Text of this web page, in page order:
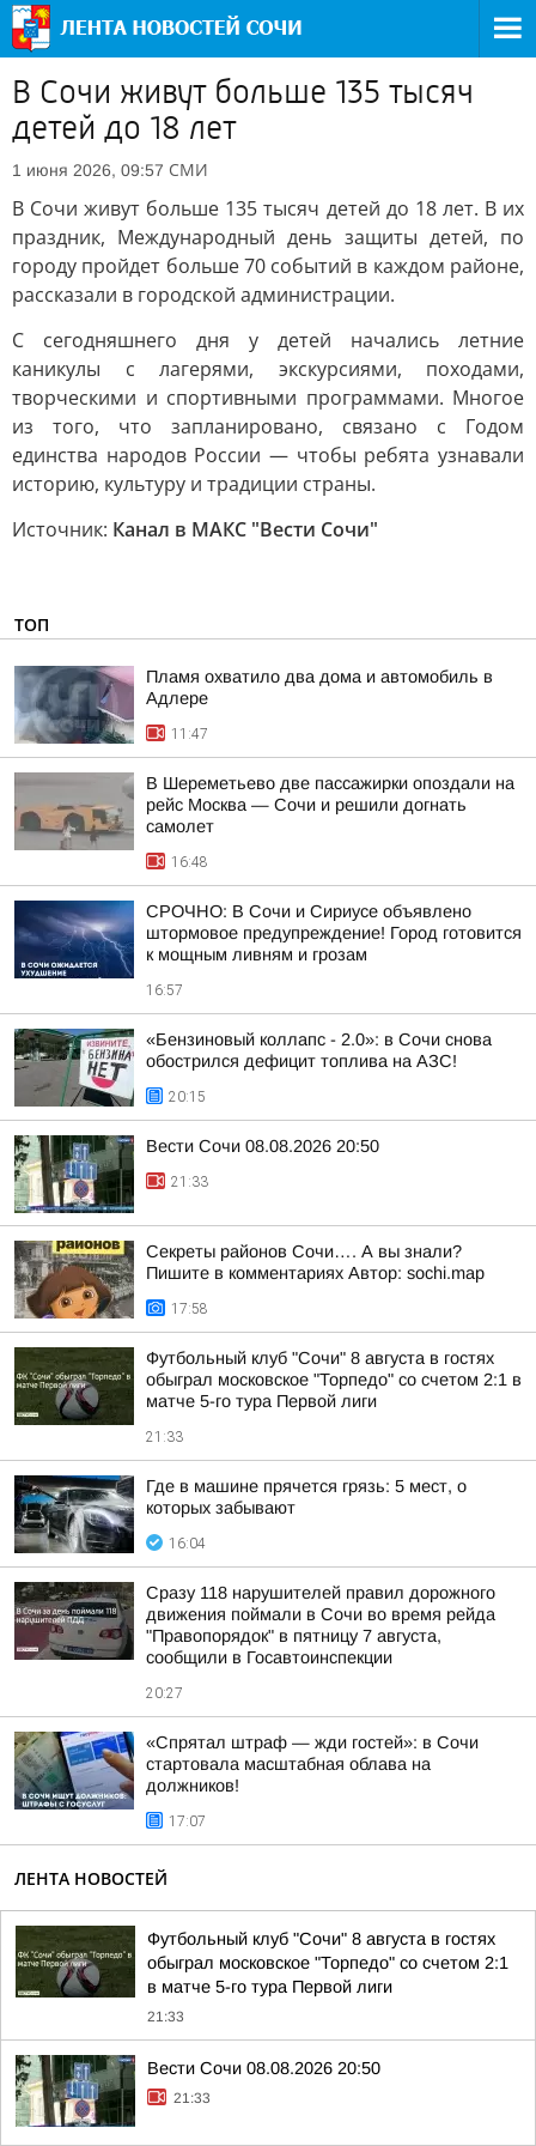
В Сочи живут больше 135 тысяч
детей до 18 лет
1 июня 2026, 09:57 СМИ
В Сочи живут больше 135 тысяч детей до 18 лет. В их
праздник, Международный день защиты детей, по
городу пройдет больше 70 событий в каждом районе,
рассказали в городской администрации.
С сегодняшнего дня у детей начались летние
каникулы с лагерями, экскурсиями, походами,
творческими и спортивными программами. Многое
из того, что запланировано, связано с Годом
единства народов России — чтобы ребята узнавали
историю, культуру и традиции страны.
Источник: Канал в МАКС "Вести Сочи"
ТОП
Пламя охватило два дома и автомобиль в
Адлере
11:47
В Шереметьево две пассажирки опоздали на
рейс Москва — Сочи и решили догнать
самолет
16:48
СРОЧНО: В Сочи и Сириусе объявлено
штормовое предупреждение! Город готовится
к мощным ливням и грозам
16:57
«Бензиновый коллапс - 2.0»: в Сочи снова
обострился дефицит топлива на АЗС!
20:15
Вести Сочи 08.08.2026 20:50
21:33
Секреты районов Сочи…. А вы знали?
Пишите в комментариях Автор: sochi.map
17:58
Футбольный клуб "Сочи" 8 августа в гостях
обыграл московское "Торпедо" со счетом 2:1 в
матче 5-го тура Первой лиги
21:33
Где в машине прячется грязь: 5 мест, о
которых забывают
16:04
Сразу 118 нарушителей правил дорожного
движения поймали в Сочи во время рейда
"Правопорядок" в пятницу 7 августа,
сообщили в Госавтоинспекции
20:27
«Спрятал штраф — жди гостей»: в Сочи
стартовала масштабная облава на
должников!
17:07
ЛЕНТА НОВОСТЕЙ
Футбольный клуб "Сочи" 8 августа в гостях
обыграл московское "Торпедо" со счетом 2:1
в матче 5-го тура Первой лиги
21:33
Вести Сочи 08.08.2026 20:50
21:33